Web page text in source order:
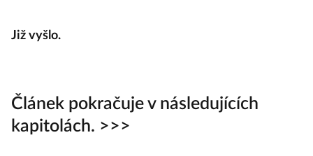
Již vyšlo.
Článek pokračuje v následujících
kapitolách. >>>